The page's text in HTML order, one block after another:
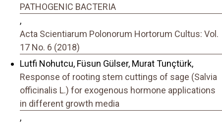
PATHOGENIC BACTERIA
,
Acta Scientiarum Polonorum Hortorum Cultus: Vol.
17 No. 6 (2018)
Lutfi Nohutcu, Füsun Gülser, Murat Tunçtürk,
Response of rooting stem cuttings of sage (Salvia
officinalis L.) for exogenous hormone applications
in different growth media
,